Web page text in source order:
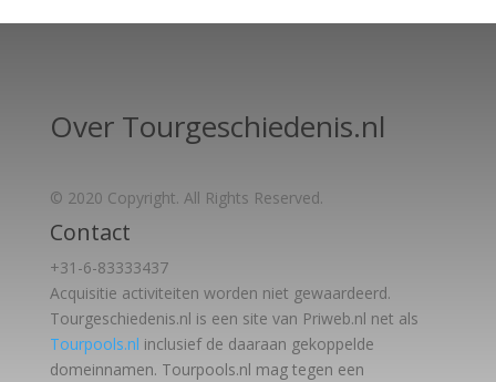
Over Tourgeschiedenis.nl
© 2020 Copyright. All Rights Reserved.
Contact
+31-6-83333437
Acquisitie activiteiten worden niet gewaardeerd.
Tourgeschiedenis.nl is een site van Priweb.nl net als
Tourpools.nl inclusief de daaraan gekoppelde
domeinnamen. Tourpools.nl mag tegen een